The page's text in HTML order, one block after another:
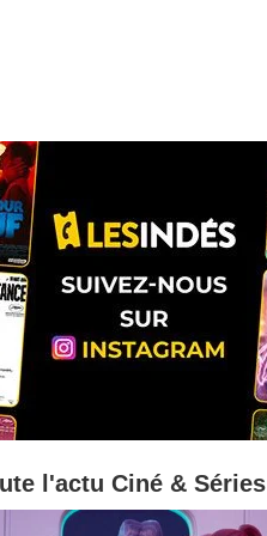
l'actu Ciné & Séries